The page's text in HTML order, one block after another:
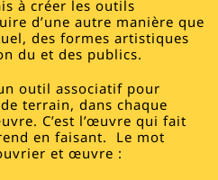
à créer les outils
d’une autre manière que
des formes artistiques
du et des publics.
outil associatif pour
terrain, dans chaque
C’est l’œuvre qui fait
en faisant. Le mot
et œuvre :